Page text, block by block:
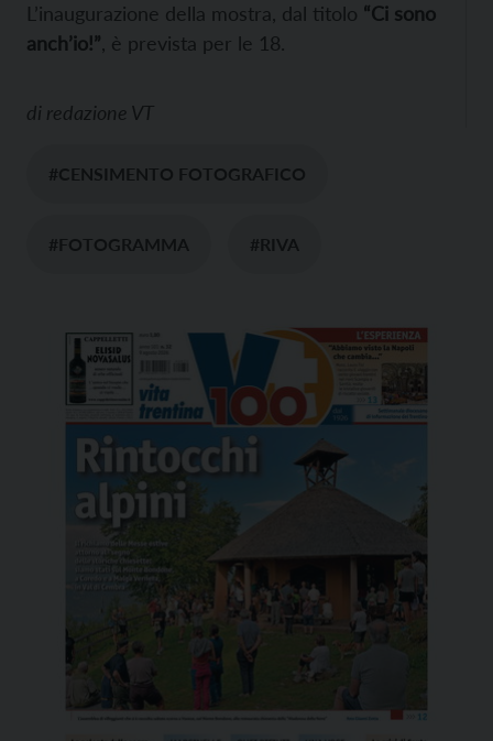
L’inaugurazione della mostra, dal titolo “Ci sono
anch’io!” , è prevista per le 18.
di redazione VT
#CENSIMENTO FOTOGRAFICO
#FOTOGRAMMA #RIVA